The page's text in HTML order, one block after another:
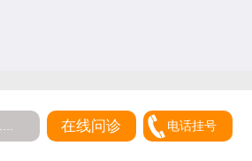
在线问诊 电话挂号